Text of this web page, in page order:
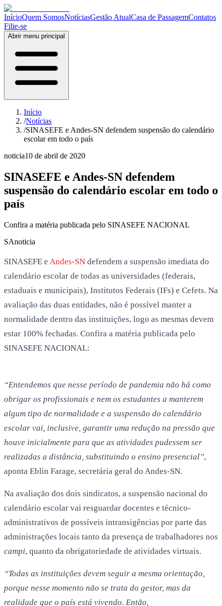
InícioQuem SomosNotíciasGestão AtualCasa de PassagemContatos
Filie-se
Abrir menu principal
Início
/Notícias
/SINASEFE e Andes-SN defendem suspensão do calendário
escolar em todo o país
noticia10 de abril de 2020
SINASEFE e Andes-SN defendem
suspensão do calendário escolar em todo o
país
Confira a matéria publicada pelo SINASEFE NACIONAL
SAnoticia
SINASEFE e Andes-SN defendem a suspensão imediata do
calendário escolar de todas as universidades (federais,
estaduais e municipais), Institutos Federais (IFs) e Cefets. Na
avaliação das duas entidades, não é possível manter a
normalidade dentro das instituições, logo as mesmas devem
estar 100% fechadas. Confira a matéria publicada pelo
SINASEFE NACIONAL:
“Entendemos que nesse período de pandemia não há como
obrigar os profissionais e nem os estudantes a manterem
algum tipo de normalidade e a suspensão do calendário
escolar vai, inclusive, garantir uma redução na pressão que
houve inicialmente para que as atividades pudessem ser
realizadas a distância, substituindo o ensino presencial”,
aponta Eblin Farage, secretária geral do Andes-SN.
Na avaliação dos dois sindicatos, a suspensão nacional do
calendário escolar vai resguardar docentes e técnico-
administrativos de possíveis intransigências por parte das
administrações locais tanto da presença de trabalhadores nos
campi, quanto da obrigatoriedade de atividades virtuais.
“Todas as instituições devem seguir a mesma orientação,
porque nesse momento não se trata do gestor, mas da
realidade que o país está vivendo. Então,